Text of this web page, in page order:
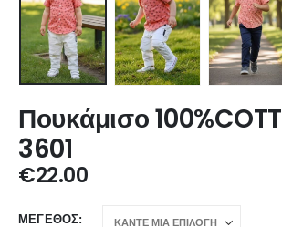
Πουκάμισο
3601
€22.00
ΜΈΓΕΘΟΣ